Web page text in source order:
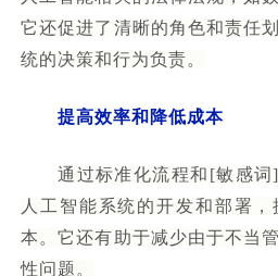
它还促进了清晰的角色和责任
统的决策和行为负责。
提高效率和降低成本
通过标准化流程和[敏感
人工智能系统的开发和部署，
本。它还有助于减少由于不当
性问题。